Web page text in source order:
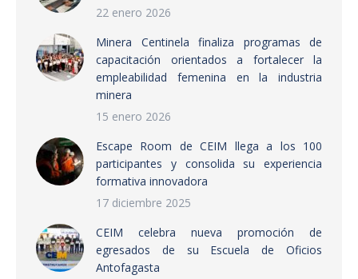
22 enero 2026
Minera Centinela finaliza programas de
capacitación orientados a fortalecer la
empleabilidad femenina en la industria
minera
15 enero 2026
Escape Room de CEIM llega a los 100
participantes y consolida su experiencia
formativa innovadora
17 diciembre 2025
CEIM celebra nueva promoción de
egresados de su Escuela de Oficios
Antofagasta